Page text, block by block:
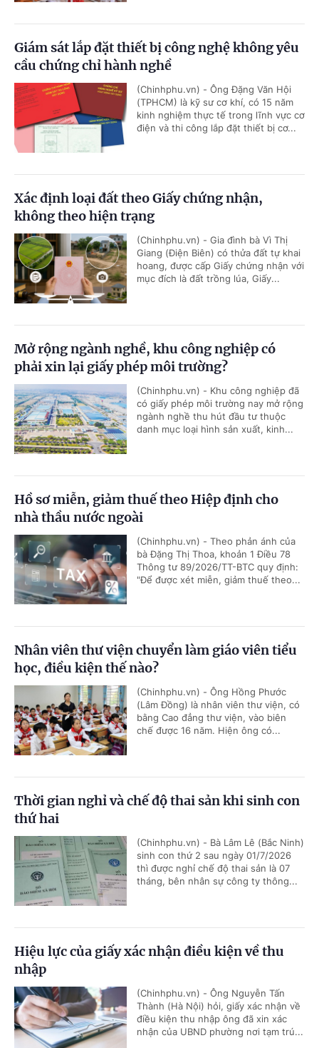
Giám sát lắp đặt thiết bị công nghệ không yêu
cầu chứng chỉ hành nghề
(Chinhphu.vn) - Ông Đặng Văn Hội
(TPHCM) là kỹ sư cơ khí, có 15 năm
kinh nghiệm thực tế trong lĩnh vực cơ
điện và thi công lắp đặt thiết bị cơ...
Xác định loại đất theo Giấy chứng nhận,
không theo hiện trạng
(Chinhphu.vn) - Gia đình bà Vì Thị
Giang (Điện Biên) có thửa đất tự khai
hoang, được cấp Giấy chứng nhận với
mục đích là đất trồng lúa, Giấy...
Mở rộng ngành nghề, khu công nghiệp có
phải xin lại giấy phép môi trường?
(Chinhphu.vn) - Khu công nghiệp đã
có giấy phép môi trường nay mở rộng
ngành nghề thu hút đầu tư thuộc
danh mục loại hình sản xuất, kinh...
Hồ sơ miễn, giảm thuế theo Hiệp định cho
nhà thầu nước ngoài
(Chinhphu.vn) - Theo phản ánh của
bà Đặng Thị Thoa, khoản 1 Điều 78
Thông tư 89/2026/TT-BTC quy định:
"Để được xét miễn, giảm thuế theo...
Nhân viên thư viện chuyển làm giáo viên tiểu
học, điều kiện thế nào?
(Chinhphu.vn) - Ông Hồng Phước
(Lâm Đồng) là nhân viên thư viện, có
bằng Cao đẳng thư viện, vào biên
chế được 16 năm. Hiện ông có...
Thời gian nghỉ và chế độ thai sản khi sinh con
thứ hai
(Chinhphu.vn) - Bà Lâm Lê (Bắc Ninh)
sinh con thứ 2 sau ngày 01/7/2026
thì được nghỉ chế độ thai sản là 07
tháng, bên nhân sự công ty thông...
Hiệu lực của giấy xác nhận điều kiện về thu
nhập
(Chinhphu.vn) - Ông Nguyễn Tấn
Thành (Hà Nội) hỏi, giấy xác nhận về
điều kiện thu nhập ông đã xin xác
nhận của UBND phường nơi tạm trú...